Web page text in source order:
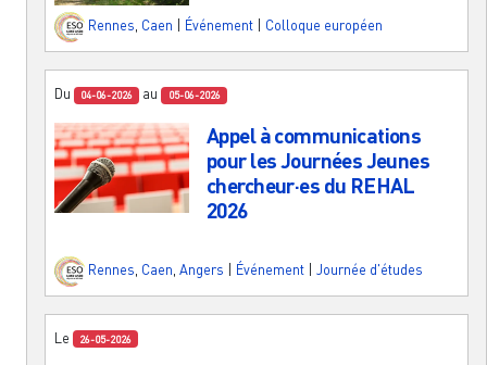
Rennes, Caen Événement Colloque européen
Du 04-06-2026 au 05-06-2026
Appel à communications
pour les Journées Jeunes
chercheur·es du REHAL
2026
Rennes Caen Angers Événement Journée d'études
Le 26-05-2026